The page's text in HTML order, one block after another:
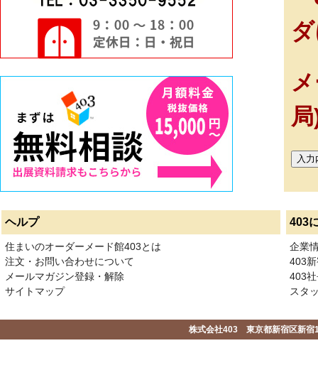
ヘルプ 403
住まいのオーダーメード館403とは
注文・お問い合わせについて
メールマガジン登録・解除
サイトマップ
企業
403
403
スタ
株式会社403 東京都新宿区新